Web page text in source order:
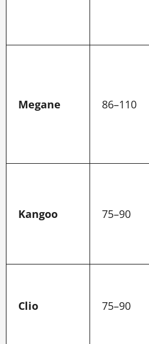
Megane 86–110
Kangoo 75–90
Clio 75–90